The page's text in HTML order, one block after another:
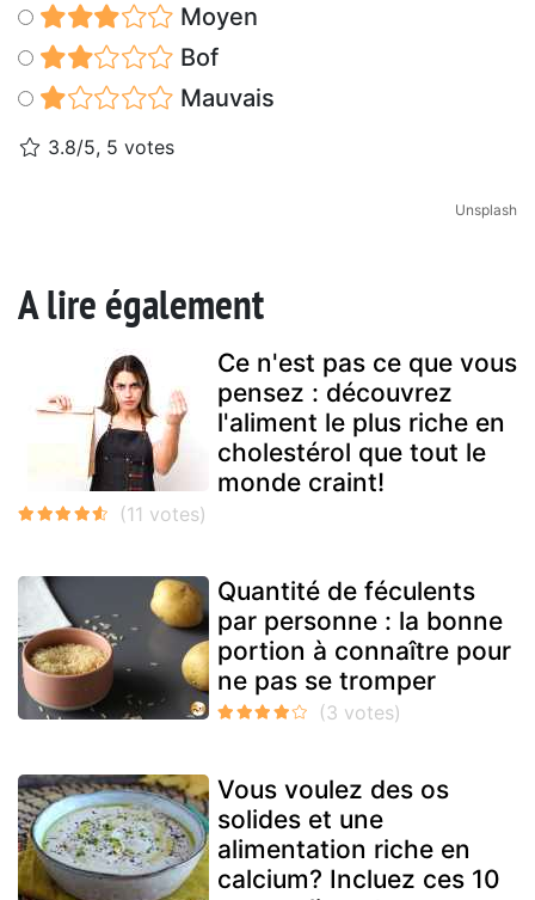
Moyen
Bof
Mauvais
3.8/5, 5 votes
Unsplash
A lire également
Ce n'est pas ce que vous
pensez : découvrez
l'aliment le plus riche en
cholestérol que tout le
monde craint!
Quantité de féculents
par personne : la bonne
portion à connaître pour
ne pas se tromper
Vous voulez des os
solides et une
alimentation riche en
calcium? Incluez ces 10